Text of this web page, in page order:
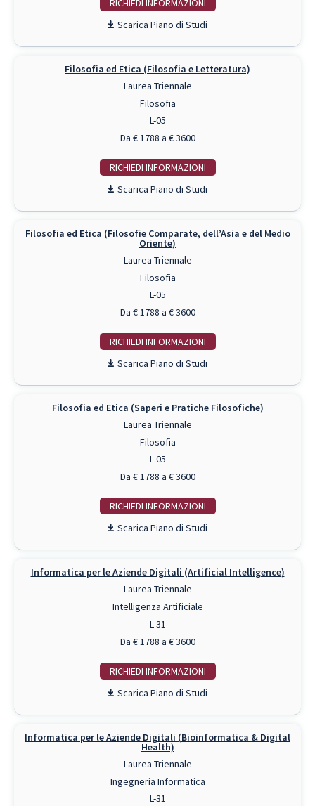
RICHIEDI INFO
Piano di Studi
Filosofia ed Etica (Filosofia e Letteratura)
Laurea Triennale
Filosofia
L-05
Da € 1788 a € 3600
RICHIEDI INFO
Piano di Studi
Filosofia ed Etica (Filosofie Comparate, dell’Asia e del Medio
Oriente)
Laurea Triennale
Filosofia
L-05
Da € 1788 a € 3600
RICHIEDI INFO
Piano di Studi
Filosofia ed Etica (Saperi e Pratiche Filosofiche)
Laurea Triennale
Filosofia
L-05
Da € 1788 a € 3600
RICHIEDI INFO
Piano di Studi
Informatica per le Aziende Digitali (Artificial Intelligence)
Laurea Triennale
Intelligenza Artificiale
L-31
Da € 1788 a € 3600
RICHIEDI INFO
Piano di Studi
Informatica per le Aziende Digitali (Bioinformatica & Digital
Health)
Laurea Triennale
Ingegneria Informatica
L-31